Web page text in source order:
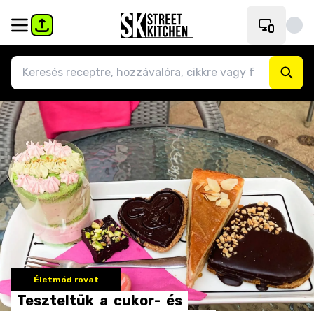
Életmód rovat
Teszteltük a cukor- és